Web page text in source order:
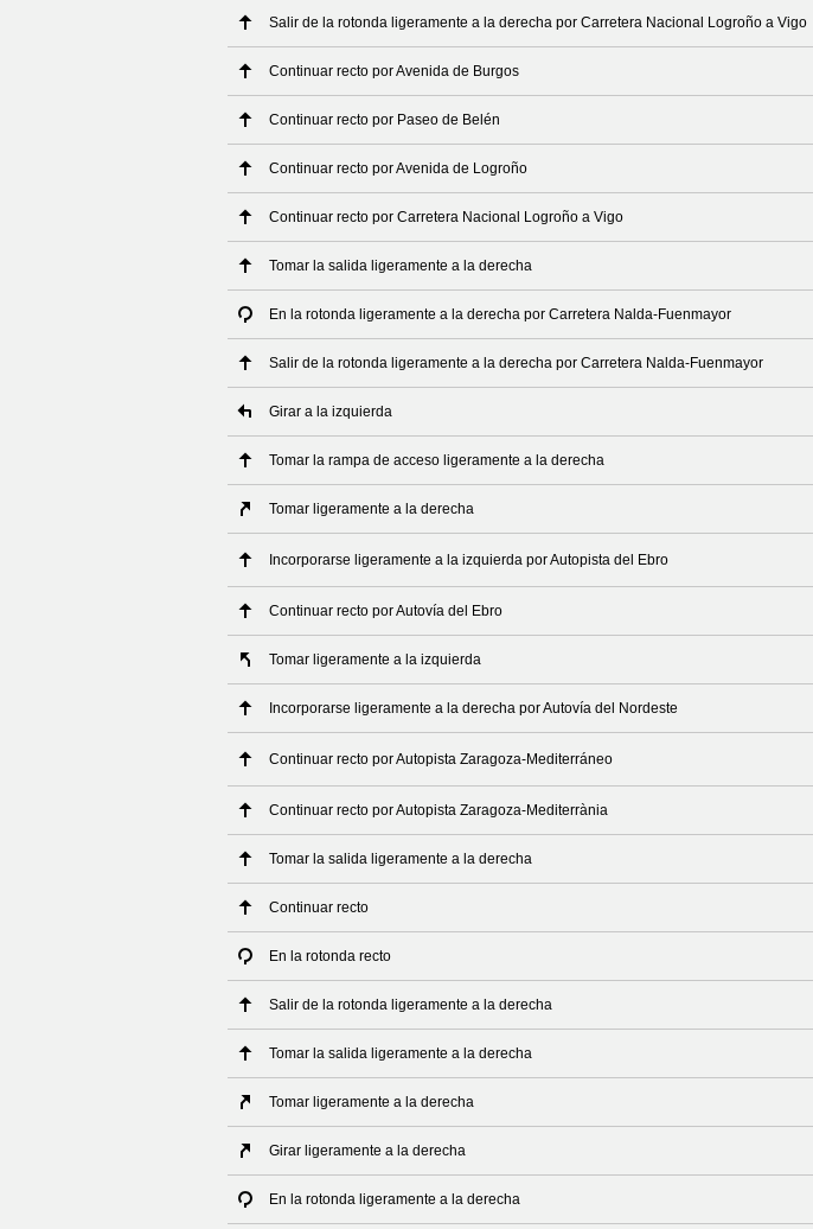
Salir de la rotonda ligeramente a la derecha por Carretera Nacional Logroño a Vigo
Continuar recto por Avenida de Burgos
Continuar recto por Paseo de Belén
Continuar recto por Avenida de Logroño
Continuar recto por Carretera Nacional Logroño a Vigo
Tomar la salida ligeramente a la derecha
En la rotonda ligeramente a la derecha por Carretera Nalda-Fuenmayor
Salir de la rotonda ligeramente a la derecha por Carretera Nalda-Fuenmayor
Girar a la izquierda
Tomar la rampa de acceso ligeramente a la derecha
Tomar ligeramente a la derecha
Incorporarse ligeramente a la izquierda por Autopista del Ebro
Continuar recto por Autovía del Ebro
Tomar ligeramente a la izquierda
Incorporarse ligeramente a la derecha por Autovía del Nordeste
Continuar recto por Autopista Zaragoza-Mediterráneo
Continuar recto por Autopista Zaragoza-Mediterrània
Tomar la salida ligeramente a la derecha
Continuar recto
En la rotonda recto
Salir de la rotonda ligeramente a la derecha
Tomar la salida ligeramente a la derecha
Tomar ligeramente a la derecha
Girar ligeramente a la derecha
En la rotonda ligeramente a la derecha